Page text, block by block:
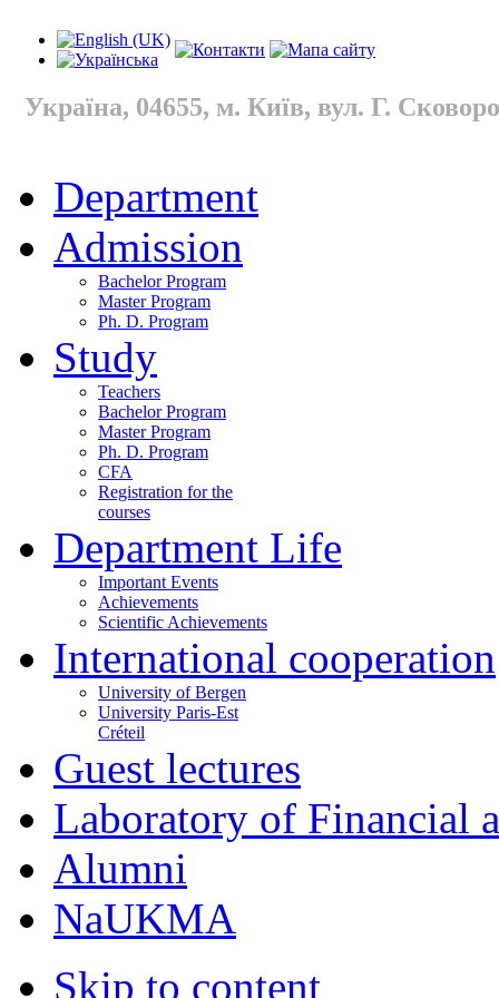
Україна, 04655, м. Київ, вул. Г.
Department
Admission
Bachelor Program
Master Program
Ph. D. Program
Study
Teachers
Bachelor Program
Master Program
Ph. D. Program
CFA
Registration for the
courses
Department Life
Important Events
Achievements
Scientific Achievements
International cooperation
University of Bergen
University Paris-Est
Créteil
Guest lectures
Laboratory of Financial
Alumni
NaUKMA
Skip to content